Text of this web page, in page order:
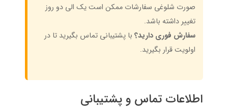
صورت شلوغی سفارشات ممکن است یک الی دو روز
تغییر داشته باشد.
سفارش فوری دارید؟ با پشتیبانی تماس بگیرید تا در
اولویت قرار بگیرید.
اطلاعات تماس و پشتیبانی